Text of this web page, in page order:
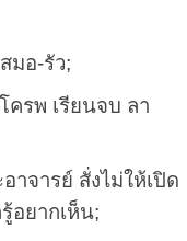
มอ-รัว;
รพ เรียนจบ ลา
จารย์ สั่งไม่ให้เปิด
อยากเห็น;